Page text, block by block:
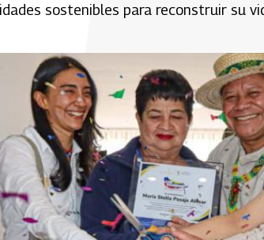
sostenibles para reconstruir su